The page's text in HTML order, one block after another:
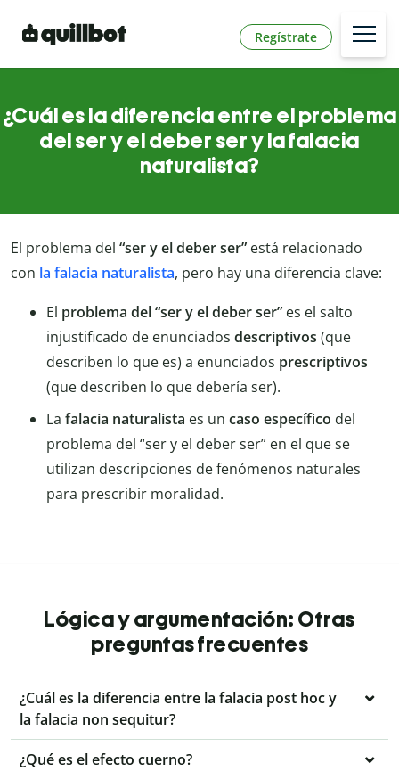
Regístrate
¿Cuál es la diferencia entre el problema
del ser y el deber ser y la falacia
naturalista?
El problema del “ser y el deber ser” está relacionado
con la falacia naturalista, pero hay una diferencia clave:
El problema del “ser y el deber ser” es el salto
injustificado de enunciados descriptivos (que
describen lo que es) a enunciados prescriptivos
(que describen lo que debería ser).
La falacia naturalista es un caso específico del
problema del “ser y el deber ser” en el que se
utilizan descripciones de fenómenos naturales
para prescribir moralidad.
Lógica y argumentación: Otras
preguntas frecuentes
¿Cuál es la diferencia entre la falacia post hoc y
la falacia non sequitur?
¿Qué es el efecto cuerno?